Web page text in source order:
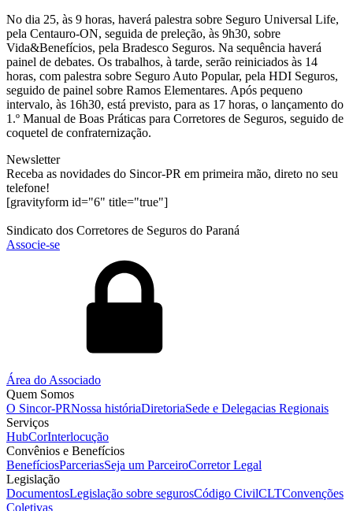
No dia 25, às 9 horas, haverá palestra sobre Seguro Universal Life,
pela Centauro-ON, seguida de preleção, às 9h30, sobre
Vida&Benefícios, pela Bradesco Seguros. Na sequência haverá
painel de debates. Os trabalhos, à tarde, serão reiniciados às 14
horas, com palestra sobre Seguro Auto Popular, pela HDI Seguros,
seguido de painel sobre Ramos Elementares. Após pequeno
intervalo, às 16h30, está previsto, para as 17 horas, o lançamento do
1.º Manual de Boas Práticas para Corretores de Seguros, seguido de
coquetel de confraternização.
Newsletter
Receba as novidades do Sincor-PR em primeira mão, direto no seu
telefone!
[gravityform id="6" title="true"]
Sindicato dos Corretores de Seguros do Paraná
Associe-se
Área do Associado
Quem Somos
O Sincor-PRNossa históriaDiretoriaSede e Delegacias Regionais
Serviços
HubCorInterlocução
Convênios e Benefícios
BenefíciosParceriasSeja um ParceiroCorretor Legal
Legislação
DocumentosLegislação sobre segurosCódigo CivilCLTConvenções
Coletivas